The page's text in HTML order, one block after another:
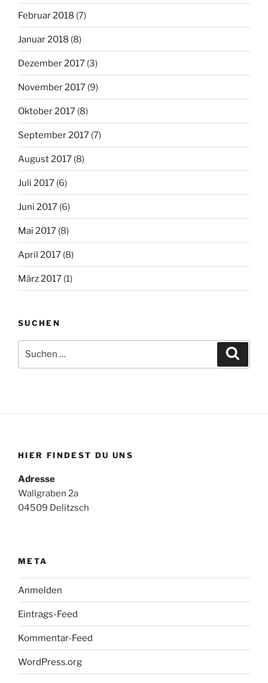
Februar 2018 (7)
Januar 2018 (8)
Dezember 2017 (3)
November 2017 (9)
Oktober 2017 (8)
September 2017 (7)
August 2017 (8)
Juli 2017 (6)
Juni 2017 (6)
Mai 2017 (8)
April 2017 (8)
März 2017 (1)
SUCHEN
nach:
HIER FINDEST DU UNS
Adresse
Wallgraben 2a
04509 Delitzsch
META
Anmelden
Eintrags-Feed
Kommentar-Feed
WordPress.org